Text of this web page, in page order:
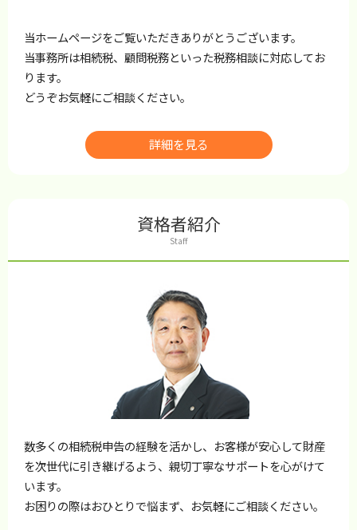
当ホームページをご覧いただきありがとうございます。
当事務所は相続税、顧問税務といった税務相談に対応してお
ります。
どうぞお気軽にご相談ください。
詳細を見る
資格者紹介
Staff
数多くの相続税申告の経験を活かし、お客様が安心して財産
を次世代に引き継げるよう、親切丁寧なサポートを心がけて
います。
お困りの際はおひとりで悩まず、お気軽にご相談ください。